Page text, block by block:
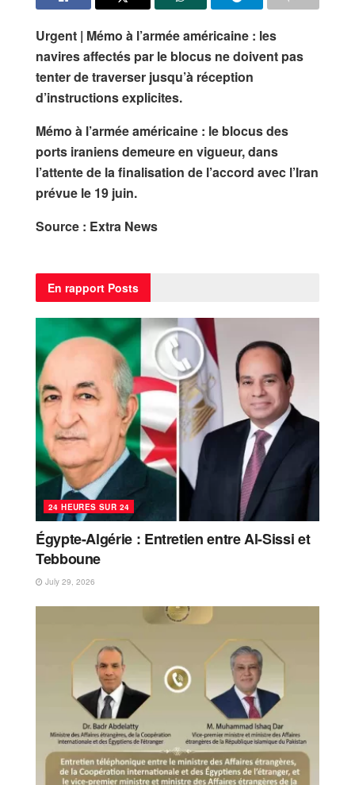
Urgent | Mémo à l’armée américaine : les
navires affectés par le blocus ne doivent pas
tenter de traverser jusqu’à réception
d’instructions explicites.
Mémo à l’armée américaine : le blocus des
ports iraniens demeure en vigueur, dans
l’attente de la finalisation de l’accord avec l’Iran
prévue le 19 juin.
Source : Extra News
En rapport Posts
24 HEURES SUR 24
Égypte-Algérie : Entretien entre Al-Sissi et
Tebboune
July 29, 2026